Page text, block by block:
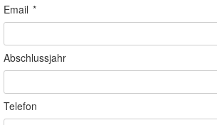
Email *
Abschlussjahr
Telefon